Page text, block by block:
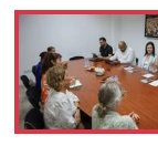
Yazarlar